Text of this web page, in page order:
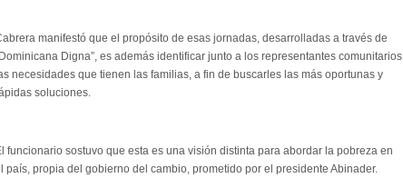
manifestó que el propósito de esas jornadas, desarrolladas a través de
Digna”, es además identificar junto a los representantes comunitarios
necesidades que tienen las familias, a fin de buscarles las más oportunas y
soluciones.
funcionario sostuvo que esta es una visión distinta para abordar la pobreza en
país, propia del gobierno del cambio, prometido por el presidente Abinader.